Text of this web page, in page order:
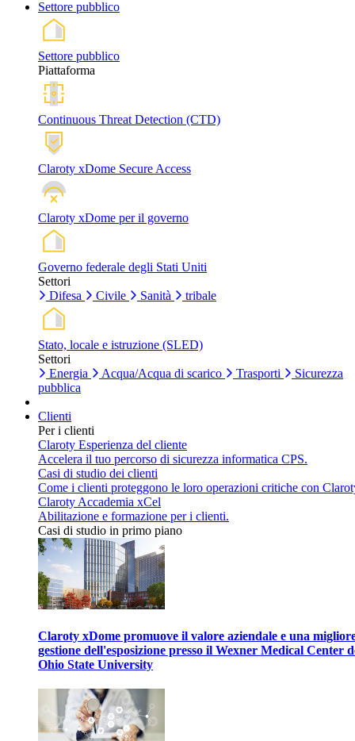
Settore pubblico
Settore pubblico
Piattaforma
Continuous Threat Detection (CTD)
Claroty xDome Secure Access
Claroty xDome per il governo
Governo federale degli Stati Uniti
Settori
Difesa
Civile Sanità tribale
Stato, locale e istruzione (SLED)
Settori
Energia
Acqua/Acqua di scarico Trasporti
Sicurezza
pubblica
Clienti
Per i clienti
Claroty Esperienza del cliente
Accelera il tuo percorso di sicurezza informatica CPS.
Casi di studio dei clienti
Come i clienti proteggono le loro operazioni critiche con
Claroty Accademia xCel
Abilitazione e formazione per i clienti.
Casi di studio in primo piano
Claroty xDome promuove il valore aziendale e una
gestione dell'esposizione presso il Wexner Medical Center
Ohio State University